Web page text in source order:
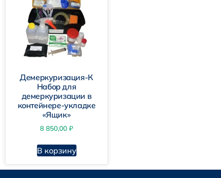
Демеркуризация-К
Набор для
демеркуризации в
контейнере-укладке
«Ящик»
8 850,00 ₽
В корзину